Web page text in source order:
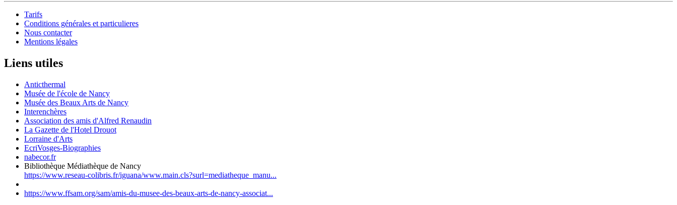
Tarifs
Conditions générales et particulieres
Nous contacter
Mentions légales
Liens utiles
Anticthermal
Musée de l'école de Nancy
Musée des Beaux Arts de Nancy
Interenchères
Association des amis d'Alfred Renaudin
La Gazette de l'Hotel Drouot
Lorraine d'Arts
EcriVosges-Biographies
nabecor.fr
Bibliothèque Médiathèque de Nancy
https://www.reseau-colibris.fr/iguana/www.main.cls?surl=mediatheque_manu...
https://www.ffsam.org/sam/amis-du-musee-des-beaux-arts-de-nancy-associat...